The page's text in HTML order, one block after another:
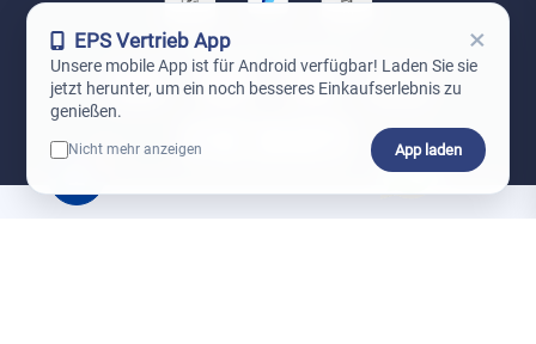
Unsere Versandpartner:
EPS Vertrieb App ×
Unsere mobile App ist für Android verfügbar! Laden Sie sie
jetzt herunter, um ein noch besseres Einkaufserlebnis zu
genießen.
Nicht mehr anzeigen App laden